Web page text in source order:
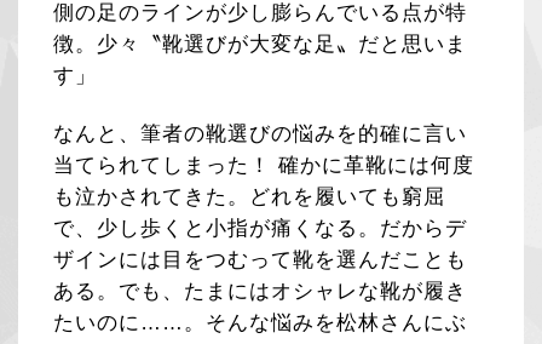
側の足のラインが少し膨らんでいる点が特
徴。少々〝靴選びが大変な足〟だと思いま
す」
なんと、筆者の靴選びの悩みを的確に言い
当てられてしまった！ 確かに革靴には何度
も泣かされてきた。どれを履いても窮屈
で、少し歩くと小指が痛くなる。だからデ
ザインには目をつむって靴を選んだことも
ある。でも、たまにはオシャレな靴が履き
たいのに……。そんな悩みを松林さんにぶ